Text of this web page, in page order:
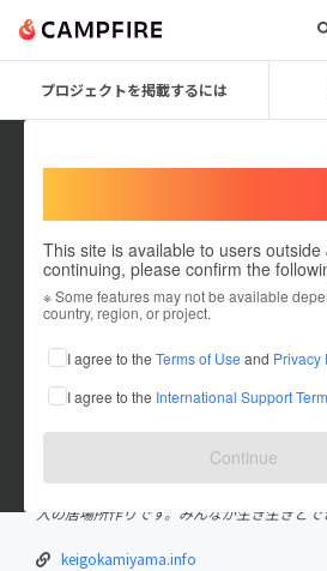
プロジェクトを掲載するには
This site is available to users
continuing, please confirm the
※ Some features may not be available
country, region, or project.
I agree to the Terms of Use and Privacy
I agree to the International Support
Continue
Keigo
これまでに35回支援して3件のプロジェク
在住国：日本 現在地：東京都
出身国：日本 出身地：茨城県
一般社団法人日本ゆでたまご協会代表理事
邸カオス」オーナー WEBエンジニア、
人の居場所作りです。みんなが生き生きとで
keigokamiyama.info